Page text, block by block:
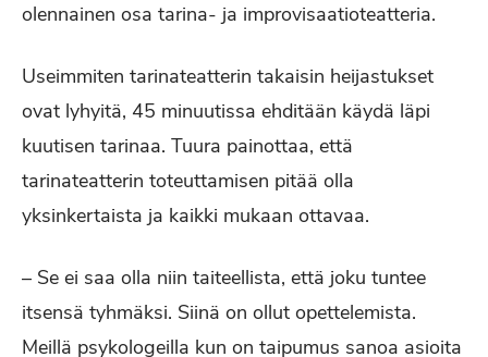
olennainen osa tarina- ja improvisaatioteatteria.
Useimmiten tarinateatterin takaisin heijastukset
ovat lyhyitä, 45 minuutissa ehditään käydä läpi
kuutisen tarinaa. Tuura painottaa, että
tarinateatterin toteuttamisen pitää olla
yksinkertaista ja kaikki mukaan ottavaa.
– Se ei saa olla niin taiteellista, että joku tuntee
itsensä tyhmäksi. Siinä on ollut opettelemista.
Meillä psykologeilla kun on taipumus sanoa asioita